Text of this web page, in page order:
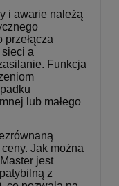
i awarie należą
przełącza
a
Funkcja
lub małego
Jak można
jest
z